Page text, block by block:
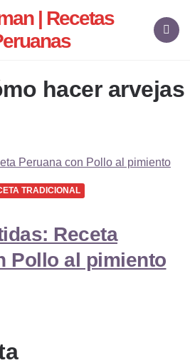
| Recetas
hacer arvejas
TRADICIONAL
Receta
Pollo al pimiento